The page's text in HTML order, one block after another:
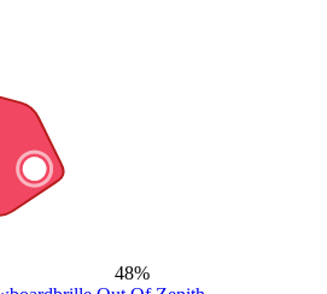
48%